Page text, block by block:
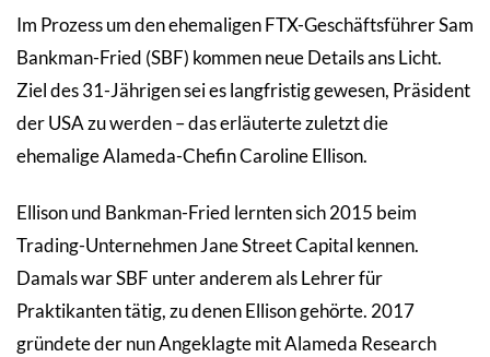
Im Prozess um den ehemaligen FTX-Geschäftsführer Sam
Bankman-Fried (SBF) kommen neue Details ans Licht.
Ziel des 31-Jährigen sei es langfristig gewesen, Präsident
der USA zu werden – das erläuterte zuletzt die
ehemalige Alameda-Chefin Caroline Ellison.
Ellison und Bankman-Fried lernten sich 2015 beim
Trading-Unternehmen Jane Street Capital kennen.
Damals war SBF unter anderem als Lehrer für
Praktikanten tätig, zu denen Ellison gehörte. 2017
gründete der nun Angeklagte mit Alameda Research